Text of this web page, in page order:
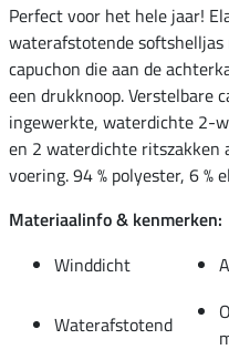
Perfect voor het hele jaar!
waterafstotende softshelljas
capuchon die aan de
een drukknoop. Verstelbare
ingewerkte, waterdichte 2-
en 2 waterdichte ritszakken
voering. 94 % polyester, 6 %
Materiaalinfo & kenmerken:
Winddicht
Waterafstotend